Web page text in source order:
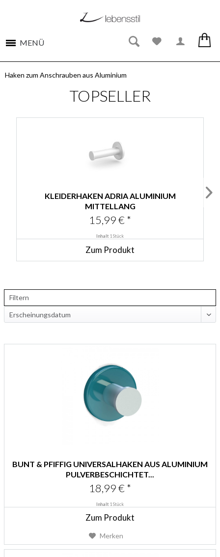
MENÜ
Haken zum Anschrauben aus Aluminium
TOPSELLER
KLEIDERHAKEN ADRIA ALUMINIUM
MITTELLANG
15,99 € *
Inhalt 1 Stück
Zum Produkt
Filtern
BUNT & PFIFFIG UNIVERSALHAKEN AUS ALUMINIUM
PULVERBESCHICHTET...
18,99 € *
Inhalt 1 Stück
Zum Produkt
Merken